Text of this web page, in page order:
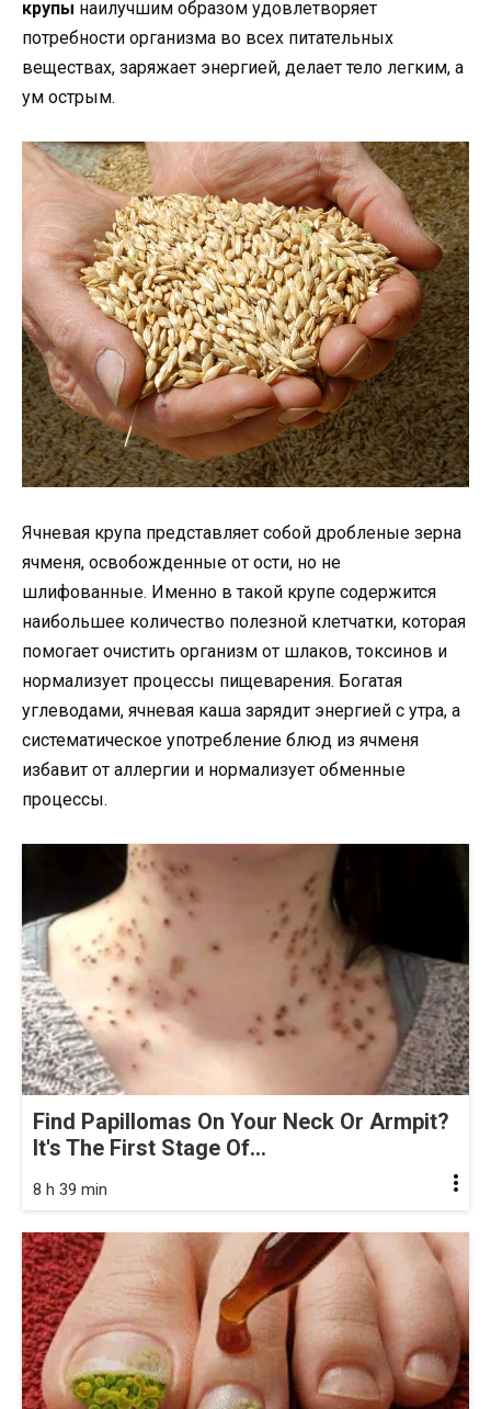
крупы наилучшим образом удовлетворяет
потребности организма во всех питательных
веществах, заряжает энергией, делает тело легким, а
ум острым.
Ячневая крупа представляет собой дробленые зерна
ячменя, освобожденные от ости, но не
шлифованные. Именно в такой крупе содержится
наибольшее количество полезной клетчатки, которая
помогает очистить организм от шлаков, токсинов и
нормализует процессы пищеварения. Богатая
углеводами, ячневая каша зарядит энергией с утра, а
систематическое употребление блюд из ячменя
избавит от аллергии и нормализует обменные
процессы.
Find Papillomas On Your Neck Or Armpit?
It's The First Stage Of...
8 h 39 min